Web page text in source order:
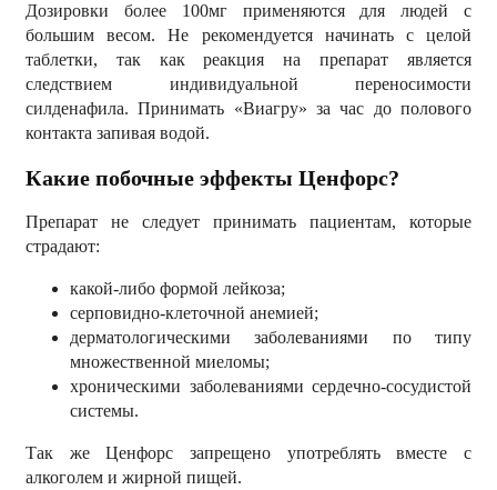
Дозировки более 100мг применяются для людей с
большим весом. Не рекомендуется начинать с целой
таблетки, так как реакция на препарат является
следствием индивидуальной переносимости
силденафила. Принимать «Виагру» за час до полового
контакта запивая водой.
Какие побочные эффекты Ценфорс?
Препарат не следует принимать пациентам, которые
страдают:
какой-либо формой лейкоза;
серповидно-клеточной анемией;
дерматологическими заболеваниями по типу
множественной миеломы;
хроническими заболеваниями сердечно-сосудистой
системы.
Так же Ценфорс запрещено употреблять вместе с
алкоголем и жирной пищей.